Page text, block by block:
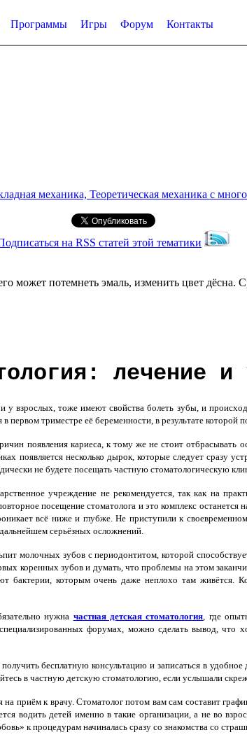
Программы Игры Форум Контакты
механика, Теоретическая механика с
на RSS статей этой тематики
может потемнеть эмаль, изменить цвет дёсна.
лечение и
у взрослых, тоже имеют свойства болеть зубы, и
первом триместре её беременности, в результате которой
появления кариеса, к тому же не стоит отбрасывать
появляется несколько дырок, которые следует сразу
не будете посещать частную стоматологическую
учреждение не рекомендуется, так как на
посещение стоматолога и это комплекс
всё ниже и глубже. Не приступили к
серьёзных осложнений.
молочных зубов с периодонтитом, которой
коренных зубов и думать, что проблемы на этом
бактерии, которым очень даже неплохо там живётся.
нужна частная детская стоматология, где
форумах, можно сделать вывод,
бесплатную консультацию и записаться в
в частную детскую стоматологию, если услышали
приём к врачу. Стоматолог потом вам сам составит
водить детей именно в такие организации, а не во
к процедурам начиналась сразу со знакомства со